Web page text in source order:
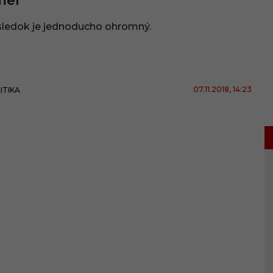
je jednoducho ohromný.
07.11.2018, 14:23